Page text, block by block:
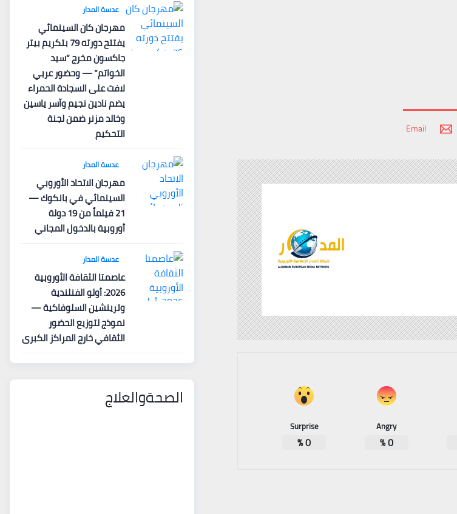
Email
Angry
0
%
Surprise
0
%
عدسة المدار
مهرجان كان السينمائي
يفتتح دورته 79 بتكريم بيتر
جاكسون مخرج “سيد
الخواتم” — وحضور عربي
لافت على السجادة الحمراء
يضم نادين نجيم وآسر ياسين
وخالد مزنر ضمن لجنة
التحكيم
عدسة المدار
مهرجان الاتحاد الأوروبي
السينمائي في بانكوك —
21 فيلماً من 19 دولة
أوروبية بالدخول المجاني
عدسة المدار
عاصمتا الثقافة الأوروبية
2026: أولو الفنلندية
وترينشين السلوفاكية —
نموذج لتوزيع الحضور
الثقافي خارج المراكز الكبرى
الصحةوالعلاج